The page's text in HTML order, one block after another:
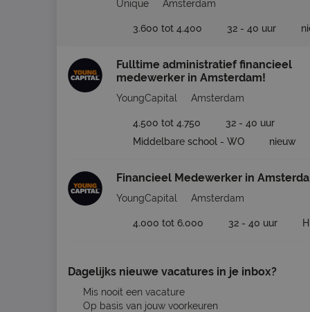
Unique Amsterdam
3.600 tot 4.400 32 - 40 uur
Fulltime administratief financieel
medewerker in Amsterdam!
YoungCapital Amsterdam
4.500 tot 4.750
32 - 40 uur
Middelbare school - WO
nieuw
Financieel Medewerker in
YoungCapital Amsterdam
4.000 tot 6.000 32 - 40 uur
Dagelijks nieuwe vacatures in je inbox?
Mis nooit een vacature
Op basis van jouw voorkeuren